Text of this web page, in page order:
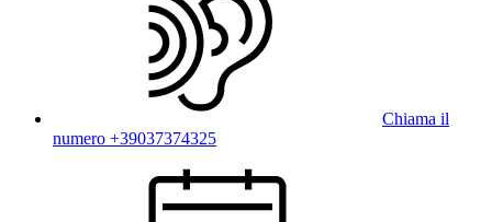
Chiama il
numero +39037374325